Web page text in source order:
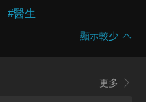
#醫生
顯示較少
更多